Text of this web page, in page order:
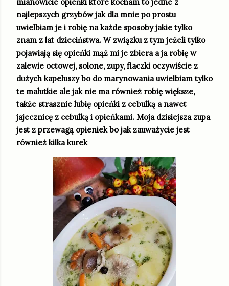
najlepszych grzybów jak dla mnie po prostu
uwielbiam je i robię na każde sposoby jakie tylko
znam z lat dzieciństwa. W związku z tym jeżeli tylko
pojawiają się opieńki mąż mi je zbiera a ja robię w
zalewie octowej, solone, zupy, flaczki oczywiście z
dużych kapeluszy bo do marynowania uwielbiam tylko
te malutkie ale jak nie ma również robię większe,
także strasznie lubię opieńki z cebulką a nawet
jajecznicę z cebulką i opieńkami. Moja dzisiejsza zupa
jest z przewagą opieniek bo jak zauważycie jest
również kilka kurek